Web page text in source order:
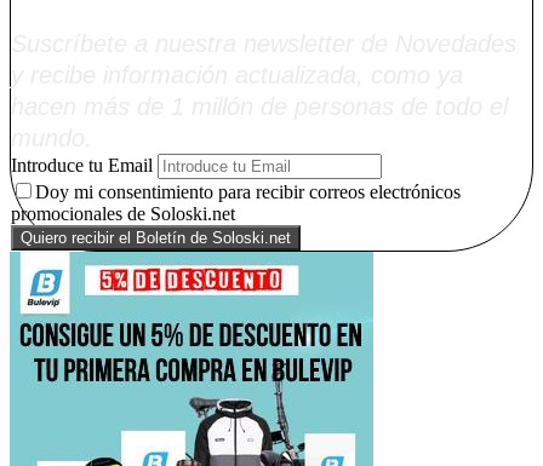
Introduce tu Email
Doy mi consentimiento para recibir correos electrónicos
promocionales de Soloski.net